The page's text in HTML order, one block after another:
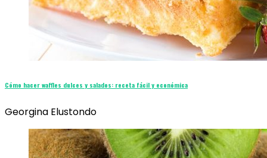
Cómo hacer waffles dulces y salados: receta fácil y económica
Georgina Elustondo